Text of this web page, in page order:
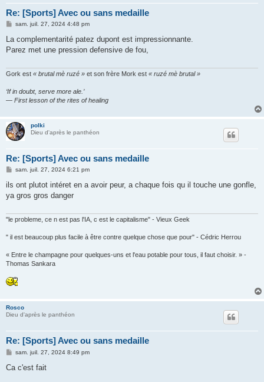
Re: [Sports] Avec ou sans medaille
M
s
a
sam. juil. 27, 2024 4:48 pm
La complementarité patez dupont est impressionnante.
Parez met une pression defensive de fou,
Gork est « brutal mè ruzé » et son frère Mork est « ruzé mè brutal »
‘If in doubt, serve more ale.’
— First lesson of the rites of healing
polki
Dieu d'après le panthéon
Re: [Sports] Avec ou sans medaille
M
s
a
sam. juil. 27, 2024 6:21 pm
ils ont plutot intéret en a avoir peur, a chaque fois qu il touche une gonfle,
ya gros gros danger
"le probleme, ce n est pas l'IA, c est le capitalisme" - Vieux Geek
" il est beaucoup plus facile à être contre quelque chose que pour" - Cédric Herrou
« Entre le champagne pour quelques-uns et l'eau potable pour tous, il faut choisir. » -
Thomas Sankara
Rosco
Dieu d'après le panthéon
Re: [Sports] Avec ou sans medaille
M
s
sam. juil. 27, 2024 8:49 pm
Ca c'est fait